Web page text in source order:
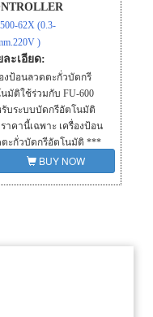
62X (0.3-
)
ละเอียด:
งป้อนลวดตะกั่วบัดกรี
มัติใช้ร่วมกับ FU-600
รับระบบบัดกรีอัตโนมัติ
าคานี้เฉพาะ เครื่องป้อน
ตะกั่วบัดกรีอัตโนมัติ ***
BUY NOW